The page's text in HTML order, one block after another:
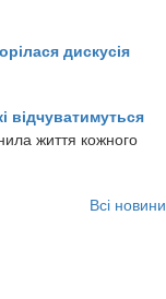
дискусія
відчуватимуться
життя кожного
Всі новини